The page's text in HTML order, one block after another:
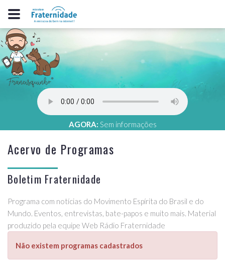
AGORA: Sem informações
Acervo de Programas
Boletim Fraternidade
Programa com notícias do Movimento Espírita do Brasil e do
Mundo. Eventos, entrevistas, bate-papos e muito mais. Material
produzido pela equipe Web Rádio Fraternidade
Não existem programas cadastrados